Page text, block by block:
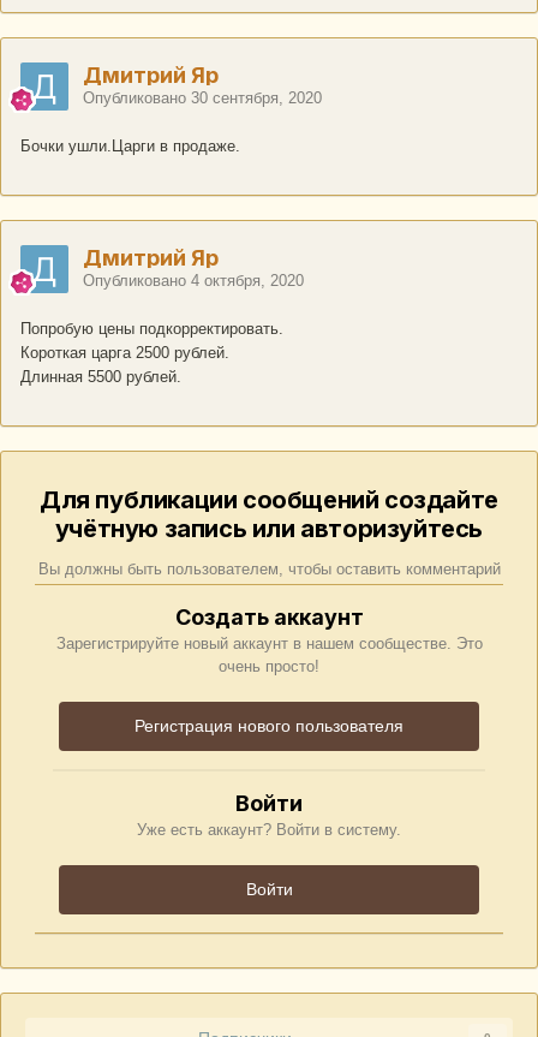
Дмитрий Яр
Опубликовано 30 сентября, 2020
Бочки ушли.Царги в продаже.
Дмитрий Яр
Опубликовано 4 октября, 2020
Попробую цены подкорректировать.
Короткая царга 2500 рублей.
Длинная 5500 рублей.
Для публикации сообщений создайте
учётную запись или авторизуйтесь
Вы должны быть пользователем, чтобы оставить комментарий
Создать аккаунт
Зарегистрируйте новый аккаунт в нашем сообществе. Это
очень просто!
Регистрация нового пользователя
Войти
Уже есть аккаунт? Войти в систему.
Войти